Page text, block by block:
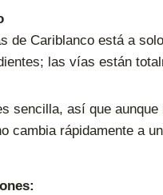
de Cariblanco está a
las vías están
sencilla, así que
cambia rápidamente a